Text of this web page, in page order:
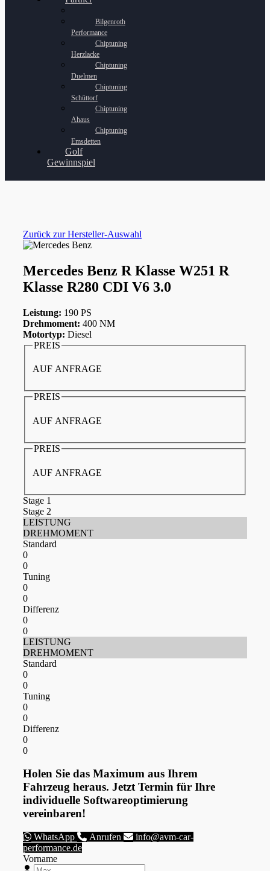
Bilgenroth
Performance
Chiptuning
Herzlacke
Chiptuning
Duelmen
Chiptuning
Schüttorf
Chiptuning
Ahaus
Chiptuning
Emsdetten
Golf
Gewinnspiel
Zurück zur Hersteller-Auswahl
Mercedes Benz R Klasse W251 R
Klasse R280 CDI V6 3.0
Leistung: 190 PS
Drehmoment: 400 NM
Motortyp: Diesel
PREIS
AUF ANFRAGE
PREIS
AUF ANFRAGE
PREIS
AUF ANFRAGE
Stage 1
Stage 2
LEISTUNG
DREHMOMENT
Standard
0
0
Tuning
0
0
Differenz
0
0
LEISTUNG
DREHMOMENT
Standard
0
0
Tuning
0
0
Differenz
0
0
Holen Sie das Maximum aus Ihrem
Fahrzeug heraus. Jetzt Termin für Ihre
individuelle Softwareoptimierung
vereinbaren!
WhatsApp Anrufen
info@avm-car-
performance.de
Vorname